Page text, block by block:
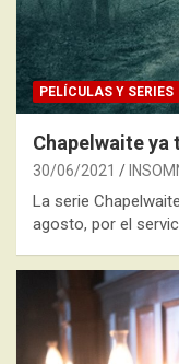
PELÍCULAS Y SERIES
Chapelwaite ya
30/06/2021
La serie
agosto, por el